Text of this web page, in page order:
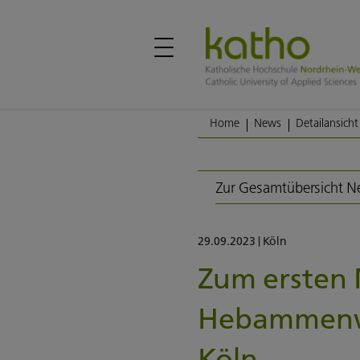
Home News Detailansicht
Zur Gesamtübersicht
29.09.2023 | Köln
Zum